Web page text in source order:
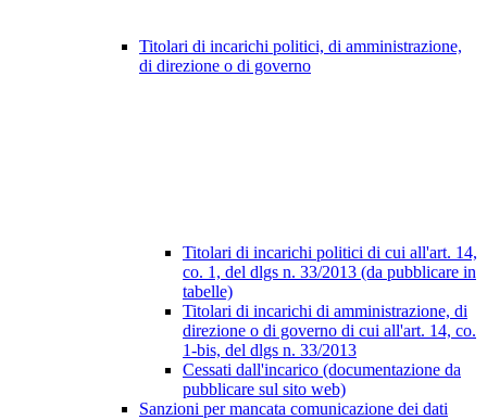
Titolari di incarichi politici, di amministrazione,
di direzione o di governo
Titolari di incarichi politici di cui all'art. 14,
co. 1, del dlgs n. 33/2013 (da pubblicare in
tabelle)
Titolari di incarichi di amministrazione, di
direzione o di governo di cui all'art. 14, co.
1-bis, del dlgs n. 33/2013
Cessati dall'incarico (documentazione da
pubblicare sul sito web)
Sanzioni per mancata comunicazione dei dati